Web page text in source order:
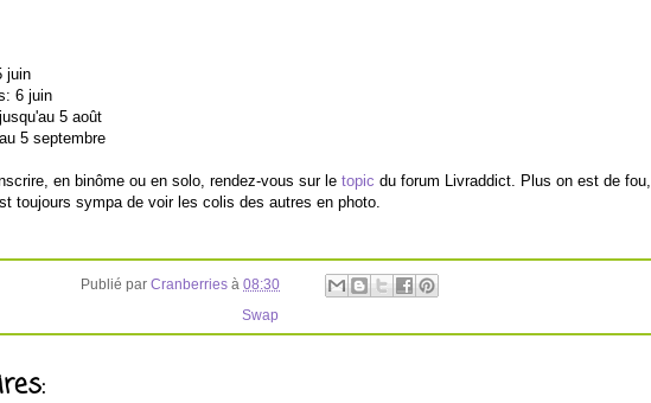
juin
6 juin
5 août
5 septembre
en binôme ou en solo, rendez-vous sur le topic du forum Livraddict. Plus on est de fou,
toujours sympa de voir les colis des autres en photo.
Publié par Cranberries à 08:30
Swap